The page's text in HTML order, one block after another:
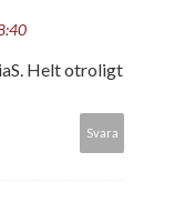
Helt otroligt
Svara